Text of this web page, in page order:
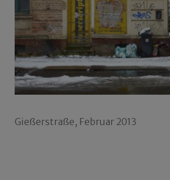
Gießerstraße, Februar 2013